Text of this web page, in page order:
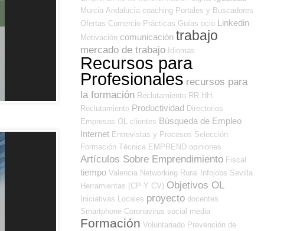
Murcia Andalucía coaching Portales y Buscadores
Ofertas Comercio Prácticas Guías ocio Linkedin
Motivación comunicación trabajo
mercado de trabajo Idiomas
Recursos para
Profesionales recursos para
la formación Reclutamiento RR.HH.
Reclutamiento Productividad Directorios
Empresas OL
clientes Búsqueda de Empleo
Internet Entrevistas y Procesos Selección
Formación Técnica EMPREND opiniones
Artículos Sobre Emprendimiento Fiscal
tiempo Valencia Networking Rural Infojobs Sevilla
Herramientas (CP Y CV) Objetivos OL
Iniciativas Locales proyecto docentes
Smartphone Coronavirus social media
Formación Voluntariado Prevención de